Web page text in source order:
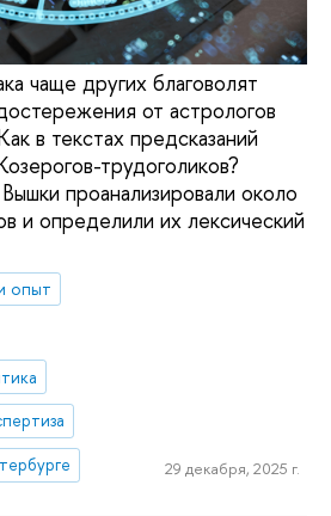
чаще других благоволят
от астрологов
в текстах предсказаний
трудоголиков?
проанализировали около
и определили их лексический
опыт
29 декабря, 2025 г.